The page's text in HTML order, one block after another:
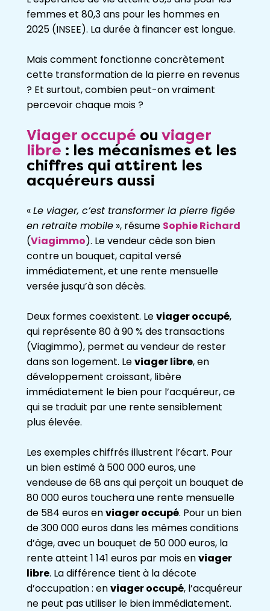
femmes et 80,3 ans pour les hommes en
2025 (INSEE). La durée à financer est longue.
Mais comment fonctionne concrètement
cette transformation de la pierre en revenus
? Et surtout, combien peut-on vraiment
percevoir chaque mois ?
Viager occupé ou viager
libre : les mécanismes et les
chiffres qui attirent les
acquéreurs aussi
«Le viager, c’est transformer la pierre figée
en retraite mobile », résume Sophie Richard
(Viagimmo). Le vendeur cède son bien
contre un bouquet, capital versé
immédiatement, et une rente mensuelle
versée jusqu’à son décès.
Deux formes coexistent. Leviager occupé,
qui représente 80 à 90 % des transactions
(Viagimmo), permet au vendeur de rester
dans son logement. Leviager libre, en
développement croissant, libère
immédiatement le bien pour l’acquéreur, ce
qui se traduit par une rente sensiblement
plus élevée.
Les exemples chiffrés illustrent l’écart. Pour
un bien estimé à 500 000 euros, une
vendeuse de 68 ans qui perçoit un bouquet de
80 000 euros touchera une rente mensuelle
de 584 euros enviager occupé. Pour un bien
de 300 000 euros dans les mêmes conditions
d’âge, avec un bouquet de 50 000 euros, la
rente atteint 1 141 euros par mois enviager
libre. La différence tient à la décote
d’occupation : enviager occupé, l’acquéreur
ne peut pas utiliser le bien immédiatement.